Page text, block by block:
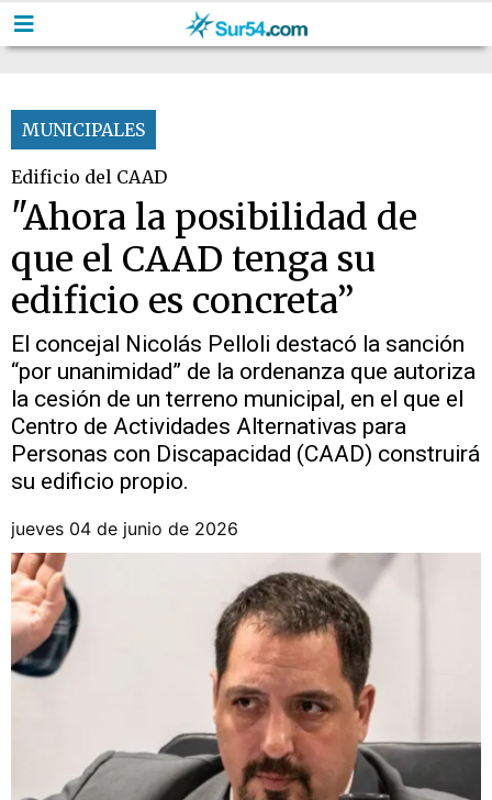
MUNICIPALES
Edificio del CAAD
"Ahora la posibilidad de
que el CAAD tenga su
edificio es concreta”
El concejal Nicolás Pelloli destacó la sanción
“por unanimidad” de la ordenanza que autoriza
la cesión de un terreno municipal, en el que el
Centro de Actividades Alternativas para
Personas con Discapacidad (CAAD) construirá
su edificio propio.
jueves 04 de junio de 2026